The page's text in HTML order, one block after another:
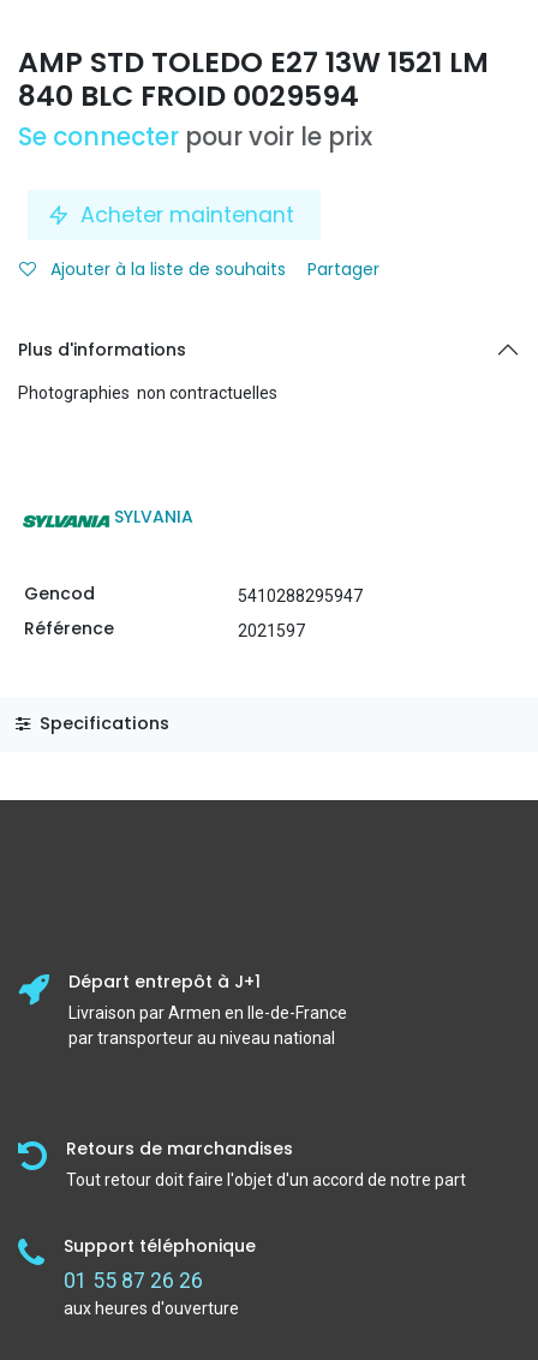
AMP STD TOLEDO E27 13W 1521 LM
840 BLC FROID 0029594
Se connecter pour voir le prix
Acheter maintenant
Ajouter à la liste de souhaits Partager
Plus d'informations
Photographies non contractuelles
SYLVANIA
Gencod 5410288295947
Référence 2021597
Specifications
Départ entrepôt à J+1
Livraison par Armen en Ile-de-France
par transporteur au niveau national
Retours de marchandises
Tout retour doit faire l'objet d'un accord de notre part
Support téléphonique
01 55 87 26 26
aux heures d'ouverture